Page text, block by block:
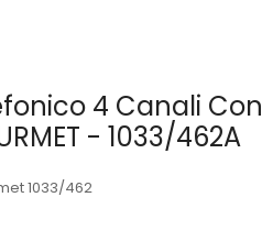
4 Canali Con
- 1033/462A
1033/462